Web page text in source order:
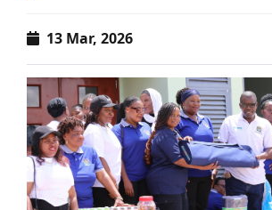
13 Mar, 2026